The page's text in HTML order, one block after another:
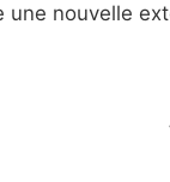
nouvelle